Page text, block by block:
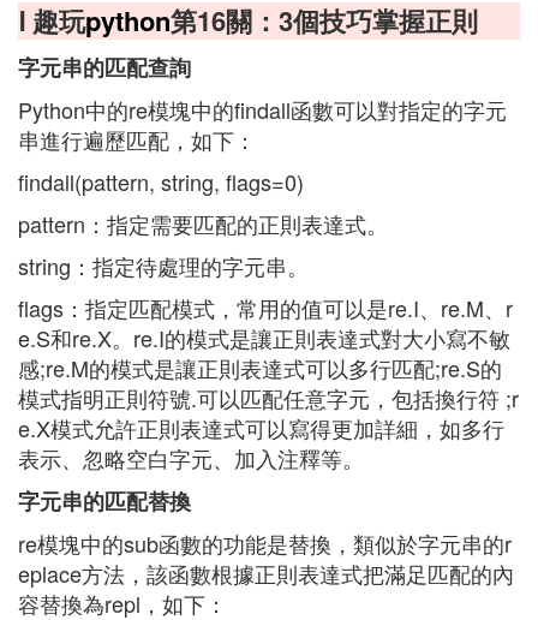
Ⅰ 趣玩python第16關：3個技巧掌握正則
字元串的匹配查詢
Python中的re模塊中的findall函數可以對指定的字元
串進行遍歷匹配，如下：
findall(pattern, string, flags=0)
pattern：指定需要匹配的正則表達式。
string：指定待處理的字元串。
flags：指定匹配模式，常用的值可以是re.I、re.M、r
e.S和re.X。re.I的模式是讓正則表達式對大小寫不敏
感;re.M的模式是讓正則表達式可以多行匹配;re.S的
模式指明正則符號.可以匹配任意字元，包括換行符 ;r
e.X模式允許正則表達式可以寫得更加詳細，如多行
表示、忽略空白字元、加入注釋等。
字元串的匹配替換
re模塊中的sub函數的功能是替換，類似於字元串的r
eplace方法，該函數根據正則表達式把滿足匹配的內
容替換為repl，如下：